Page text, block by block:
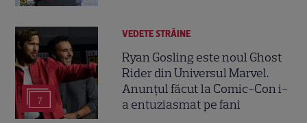
7
VEDETE STRĂINE
Ryan Gosling este noul Ghost
Rider din Universul Marvel.
Anunțul făcut la Comic-Con i-
a entuziasmat pe fani